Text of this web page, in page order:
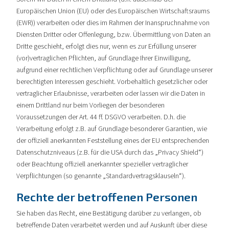
Europäischen Union (EU) oder des Europäischen Wirtschaftsraums
(EWR)) verarbeiten oder dies im Rahmen der Inanspruchnahme von
Diensten Dritter oder Offenlegung, bzw. Übermittlung von Daten an
Dritte geschieht, erfolgt dies nur, wenn es zur Erfüllung unserer
(vor)vertraglichen Pflichten, auf Grundlage Ihrer Einwilligung,
aufgrund einer rechtlichen Verpflichtung oder auf Grundlage unserer
berechtigten Interessen geschieht. Vorbehaltlich gesetzlicher oder
vertraglicher Erlaubnisse, verarbeiten oder lassen wir die Daten in
einem Drittland nur beim Vorliegen der besonderen
Voraussetzungen der Art. 44 ff. DSGVO verarbeiten. D.h. die
Verarbeitung erfolgt z.B. auf Grundlage besonderer Garantien, wie
der offiziell anerkannten Feststellung eines der EU entsprechenden
Datenschutzniveaus (z.B. für die USA durch das „Privacy Shield“)
oder Beachtung offiziell anerkannter spezieller vertraglicher
Verpflichtungen (so genannte „Standardvertragsklauseln“).
Rechte der betroffenen Personen
Sie haben das Recht, eine Bestätigung darüber zu verlangen, ob
betreffende Daten verarbeitet werden und auf Auskunft über diese